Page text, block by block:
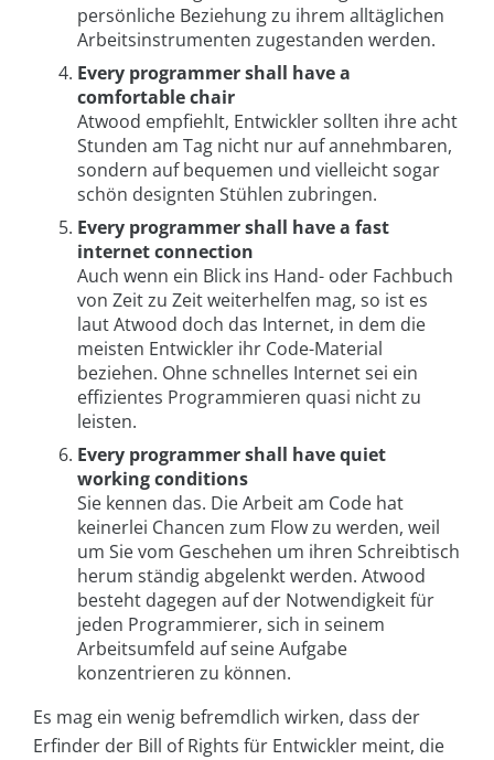
persönliche Beziehung zu ihrem alltäglichen
Arbeitsinstrumenten zugestanden werden.
Every programmer shall have a
comfortable chair
Atwood empfiehlt, Entwickler sollten ihre acht
Stunden am Tag nicht nur auf annehmbaren,
sondern auf bequemen und vielleicht sogar
schön designten Stühlen zubringen.
Every programmer shall have a fast
internet connection
Auch wenn ein Blick ins Hand- oder Fachbuch
von Zeit zu Zeit weiterhelfen mag, so ist es
laut Atwood doch das Internet, in dem die
meisten Entwickler ihr Code-Material
beziehen. Ohne schnelles Internet sei ein
effizientes Programmieren quasi nicht zu
leisten.
Every programmer shall have quiet
working conditions
Sie kennen das. Die Arbeit am Code hat
keinerlei Chancen zum Flow zu werden, weil
um Sie vom Geschehen um ihren Schreibtisch
herum ständig abgelenkt werden. Atwood
besteht dagegen auf der Notwendigkeit für
jeden Programmierer, sich in seinem
Arbeitsumfeld auf seine Aufgabe
konzentrieren zu können.
Es mag ein wenig befremdlich wirken, dass der
Erfinder der Bill of Rights für Entwickler meint, die